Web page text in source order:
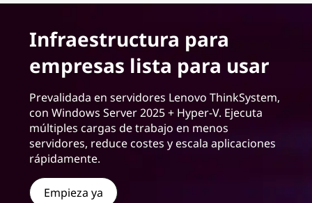
Infraestructura para
empresas lista para usar
Prevalidada en servidores Lenovo ThinkSystem,
con Windows Server 2025 + Hyper-V. Ejecuta
múltiples cargas de trabajo en menos
servidores, reduce costes y escala aplicaciones
rápidamente.
Empieza ya